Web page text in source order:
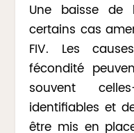
Une baisse de
certains cas
FIV. Les
fécondité
souvent
identifiables et
être mis en